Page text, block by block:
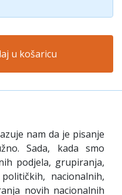
u košaricu
nam da je pisanje
Sada, kada smo
podjela, grupiranja,
nacionalnih,
novih nacionalnih